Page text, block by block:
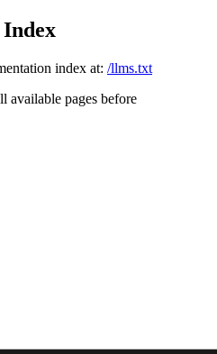
index at: /llms.txt
available pages before